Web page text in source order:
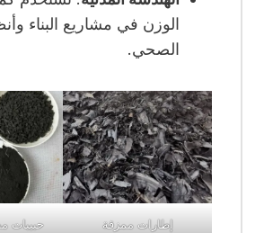
الوزن في مشاريع البناء
الصحي.
إطارات ممزقة
حبيبات